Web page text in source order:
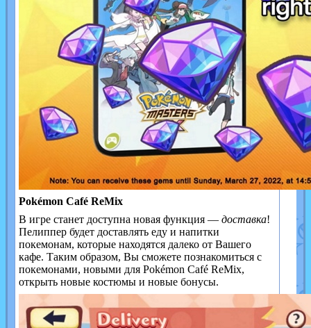
Pokémon Café ReMix
В игре станет доступна новая функция — доставка!
Пелиппер будет доставлять еду и напитки
покемонам, которые находятся далеко от Вашего
кафе. Таким образом, Вы сможете познакомиться с
покемонами, новыми для Pokémon Café ReMix,
открыть новые костюмы и новые бонусы.